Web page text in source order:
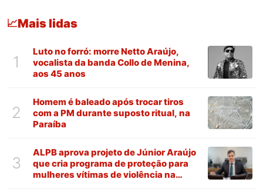
📈Mais lidas
1
Luto no forró: morre Netto Araújo,
vocalista da banda Collo de Menina,
aos 45 anos
2
Homem é baleado após trocar tiros
com a PM durante suposto ritual, na
Paraíba
3
ALPB aprova projeto de Júnior Araújo
que cria programa de proteção para
mulheres vítimas de violência na